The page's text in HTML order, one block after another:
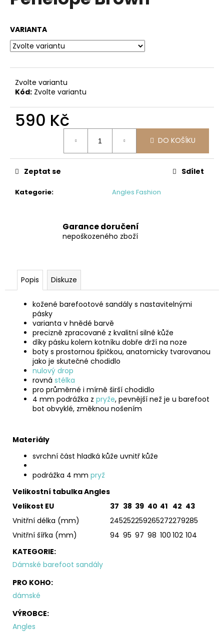
5
hvězdiček.
VARIANTA
Zvolte variantu
Kód: Zvolte variantu
590 Kč
DO KOŠÍKU
Kategorie: Angles Fashion
Zeptat se Sdílet
Garance doručení
nepoškozeného zboží
Popis Diskuze
kožené barefootové sandály s nastavitelnými
pásky
varianta v hnědé barvě
precizně zpracované z kvalitní silné kůže
díky pásku kolem kotníku dobře drží na noze
boty s prostornou špičkou, anatomicky tvarovanou
jako je skutečné chodidlo
nulový drop
rovná stélka
pro průměrné i mírně širší chodidlo
4 mm podrážka z pryže, pevnější než je u barefoot
bot obvyklé, změknou nošením
Materiály
svrchní část hladká kůže uvnitř kůže
podrážka 4 mm pryž
Velikostní tabulka Angles
Velikost EU
37 38 39 40 41 42 43
Vnitřní délka (mm)
245252259265272279285
Vnitřní šířka (mm)
94 95 97 98 100 102 104
KATEGORIE:
Dámské barefoot sandály
PRO KOHO:
dámské
VÝROBCE:
Angles
j
í
t
?
D
o
o
m
BUNDGAARD
DARK
BROWN
BAREFOOT
HOLÍNKY
Původně: